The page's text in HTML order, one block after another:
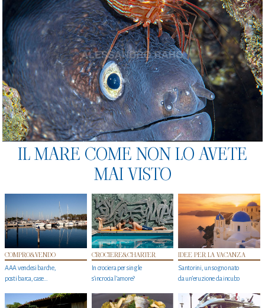
IL MARE COME NON LO AVETE
MAI VISTO
COMPRO&VENDO
AAA vendesi barche,
posti barca, case…
CROCIERE&CHARTER
In crociera per single
s'incrocia l’amore?
IDEE PER LA VACANZA
Santorini, un sogno nato
da un’eruzione da incubo